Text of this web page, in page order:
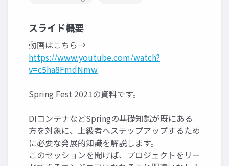
スライド概要
動画はこちら→
https://www.youtube.com/watch?
v=c5ha8FmdNmw
Spring Fest 2021の資料です。
DIコンテナなどSpringの基礎知識が既にある
方を対象に、上級者へステップアップするため
に必要な発展的知識を解説します。
このセッションを聞けば、プロジェクトをリー